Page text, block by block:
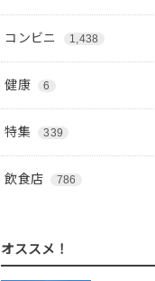
コンビニ 1,438
健康 6
特集 339
飲食店 786
オススメ！